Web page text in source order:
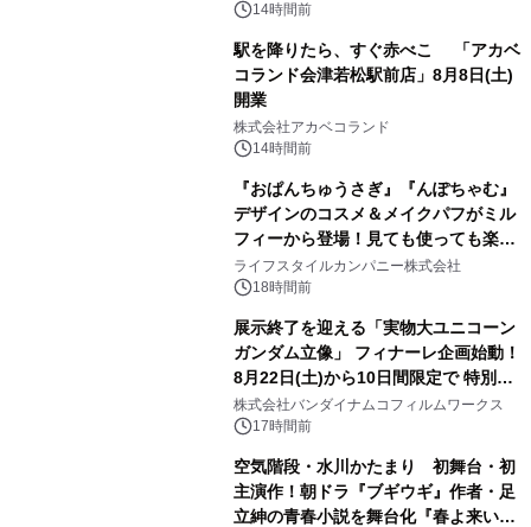
14時間前
駅を降りたら、すぐ赤べこ 「アカベ
コランド会津若松駅前店」8月8日(土)
開業
株式会社アカベコランド
14時間前
『おぱんちゅうさぎ』『んぽちゃむ』
デザインのコスメ＆メイクパフがミル
フィーから登場！見ても使っても楽し
い、ポップでキュートなコレクショ
ン。
ライフスタイルカンパニー株式会社
18時間前
展示終了を迎える「実物大ユニコーン
ガンダム立像」 フィナーレ企画始動！
8月22日(土)から10日間限定で 特別映
像『UNICORN GUNDAM Statue ―
BEYOND POSSIBILITY ―』を上映！
株式会社バンダイナムコフィルムワークス
17時間前
空気階段・水川かたまり 初舞台・初
主演作！朝ドラ『ブギウギ』作者・足
立紳の青春小説を舞台化『春よ来い、